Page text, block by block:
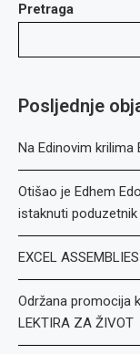
Pretraga
Posljednje
Na Edinovim krilima
Otišao je Edhem
istaknuti poduzetnik
EXCEL
Održana promocija
LEKTIRA ZA ŽIVOT